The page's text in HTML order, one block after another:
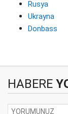
Rusya
Ukrayna
Donbass
HABERE